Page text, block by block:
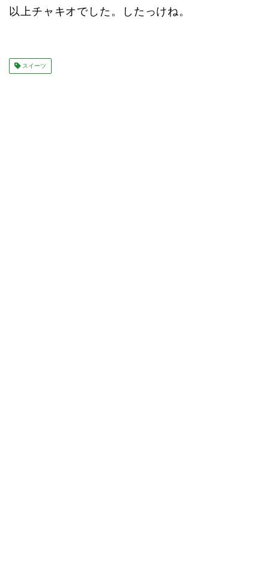
以上チャキオでした。したっけね。
スイーツ